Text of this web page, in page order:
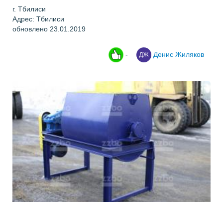
г. Тбилиси
Адрес: Тбилиси
обновлено 23.01.2019
- Денис Жиляков